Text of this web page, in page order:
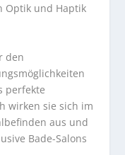
Optik und Haptik
den
perfekte
wirken sie sich im
aus und
Bade-Salons